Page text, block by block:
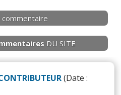
commentaire
DU SITE
(Date :